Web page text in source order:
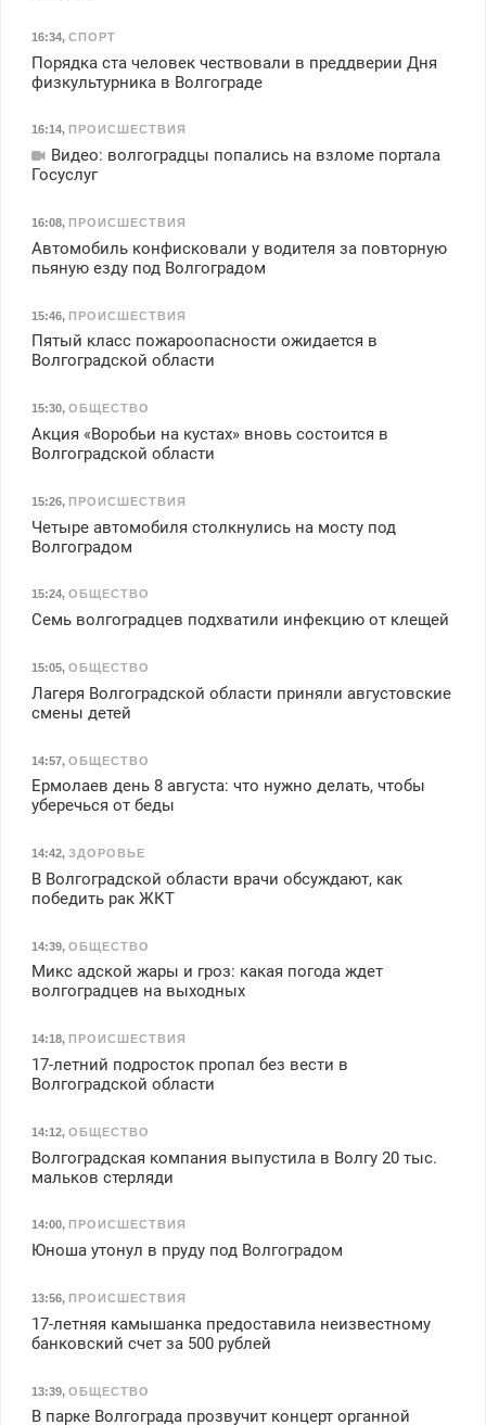
16:34, СПОРТ
Порядка ста человек чествовали в преддверии Дня
физкультурника в Волгограде
16:14, ПРОИСШЕСТВИЯ
Видео: волгоградцы попались на взломе портала
Госуслуг
16:08, ПРОИСШЕСТВИЯ
Автомобиль конфисковали у водителя за повторную
пьяную езду под Волгоградом
15:46, ПРОИСШЕСТВИЯ
Пятый класс пожароопасности ожидается в
Волгоградской области
15:30, ОБЩЕСТВО
Акция «Воробьи на кустах» вновь состоится в
Волгоградской области
15:26, ПРОИСШЕСТВИЯ
Четыре автомобиля столкнулись на мосту под
Волгоградом
15:24, ОБЩЕСТВО
Семь волгоградцев подхватили инфекцию от клещей
15:05, ОБЩЕСТВО
Лагеря Волгоградской области приняли августовские
смены детей
14:57, ОБЩЕСТВО
Ермолаев день 8 августа: что нужно делать, чтобы
уберечься от беды
14:42, ЗДОРОВЬЕ
В Волгоградской области врачи обсуждают, как
победить рак ЖКТ
14:39, ОБЩЕСТВО
Микс адской жары и гроз: какая погода ждет
волгоградцев на выходных
14:18, ПРОИСШЕСТВИЯ
17-летний подросток пропал без вести в
Волгоградской области
14:12, ОБЩЕСТВО
Волгоградская компания выпустила в Волгу 20 тыс.
мальков стерляди
14:00, ПРОИСШЕСТВИЯ
Юноша утонул в пруду под Волгоградом
13:56, ПРОИСШЕСТВИЯ
17-летняя камышанка предоставила неизвестному
банковский счет за 500 рублей
13:39, ОБЩЕСТВО
В парке Волгограда прозвучит концерт органной